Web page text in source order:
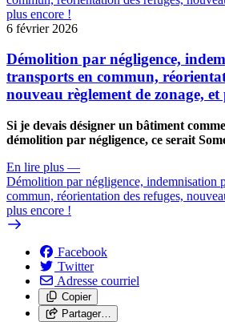
6 février 2026
Démolition par négligence,
transports en commun,
nouveau règlement de zonage, et
Si je devais désigner un bâtiment
démolition par négligence, ce serait
En lire plus —
Démolition par négligence, indemnisation
commun, réorientation des refuges,
plus encore !
Facebook
Twitter
Adresse courriel
Copier
Partager…